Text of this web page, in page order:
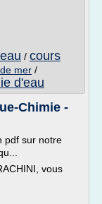
/ cours
mer /
d'eau
Chimie -
pdf sur notre
vous